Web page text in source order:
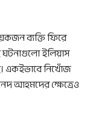
ব্যক্তি ফিরে
ঘটনাগুলো ইলিয়াস
একইভাবে নিখোঁজ
আহমদের ক্ষেত্রেও